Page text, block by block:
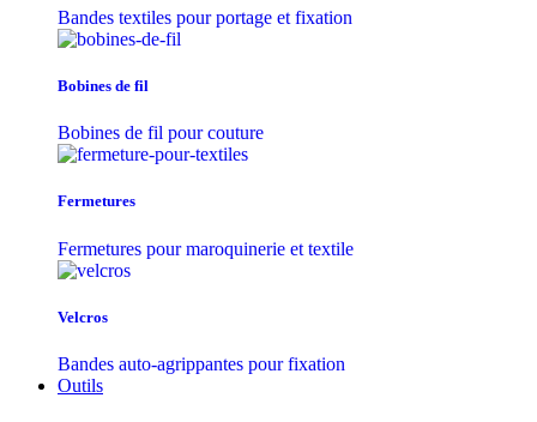
Bandes textiles pour portage et fixation
Bobines de fil
Bobines de fil pour couture
Fermetures
Fermetures pour maroquinerie et textile
Velcros
Bandes auto-agrippantes pour fixation
Outils